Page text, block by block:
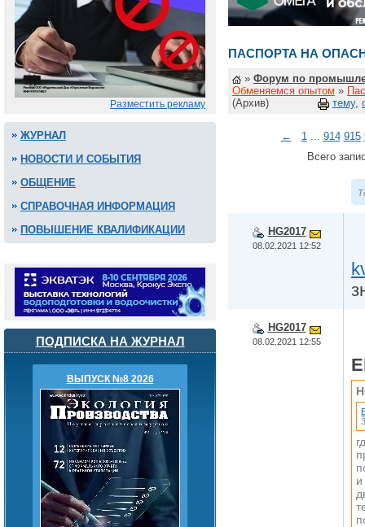
Разместить рекламу
ЖУРНАЛ
НОВОСТИ И СОБЫТИЯ
ОБЩЕНИЕ
СПРАВОЧНАЯ ИНФОРМАЦИЯ
ПОВЫШЕНИЕ КВАЛИФИКАЦИИ
ПОДПИСКА НА ЖУРНАЛ
ВЫПУСК №8 2026
ПАСПОРТА НА
» Форум по
Обменяемся опытом »
(Архив)
тему,
← 1... 914 915
Всего
HG2017
08.02.2021 12:52
HG2017
08.02.2021 12:55